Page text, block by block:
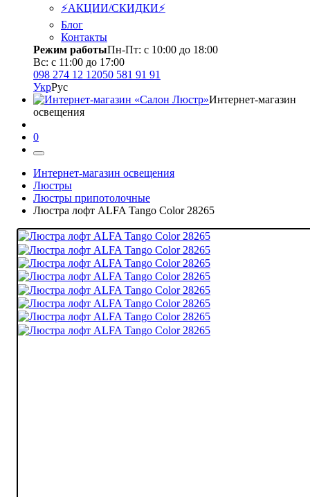
⚡АКЦИИ/СКИДКИ⚡
Блог
Контакты
Режим работыПн-Пт: с 10:00 до 18:00
Вс: с 11:00 до 17:00
098 274 12 12050 581 91 91
УкрРус
Интернет-магазин
освещения
0
Интернет-магазин освещения
Люстры
Люстры припотолочные
Люстра лофт ALFA Tango Color 28265